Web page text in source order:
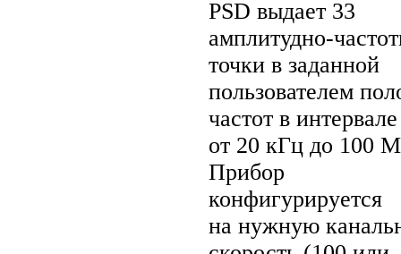
PSD выдает 33
амплитудно-
точки в заданной
пользователем
частот в интервале
от 20 кГц до 100
Прибор
конфигурируется
на нужную